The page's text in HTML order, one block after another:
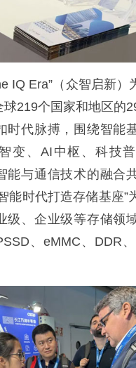
Era”（众智启新）
球219个国家和地区的
时代脉搏，围绕智能
变、AI中枢、科技
能与通信技术的融合
能时代打造存储基座”
级、企业级等存储领
、eMMC、DDR